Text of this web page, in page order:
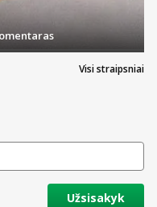
Visi straipsniai
Užsisakyk